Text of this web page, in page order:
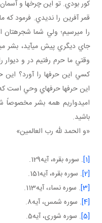
کور بودي. تو اين چرخ ها و
قمر آفرين را نديدي. فرمود که
را مي رسيم؛ ولي شما شجره
جاي ديگري پيش مي آيد، بشر
وقتي ما حرم رفتيم در و ديوار
کسي اين حرف ها را آورد؟
اين حرف ها حرف هاي وحي است که
اميدواريم همه بشر مخصوصاً
باشيد.
«و الحمد لله رب العالمين»
[1] . سوره بقره، آيه129.
[2] . سوره بقره، آيه151.
[3]
. سوره نساء، آيه113.
[4] . سوره شمس، آيه8.
[5] . سوره شوری، آيه5.